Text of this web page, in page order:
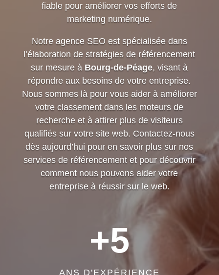
fiable pour améliorer vos efforts de
marketing numérique.
Notre agence SEO est spécialisée dans
l’élaboration de stratégies de référencement
sur mesure à Bourg-de-Péage, visant à
répondre aux besoins de votre entreprise.
Nous sommes là pour vous aider à améliorer
votre classement dans les moteurs de
recherche et à attirer plus de visiteurs
qualifiés sur votre site web. Contactez-nous
dès aujourd’hui pour en savoir plus sur nos
services de référencement et pour découvrir
comment nous pouvons aider votre
entreprise à réussir sur le web.
+5
ANS D'EXPÉRIENCE